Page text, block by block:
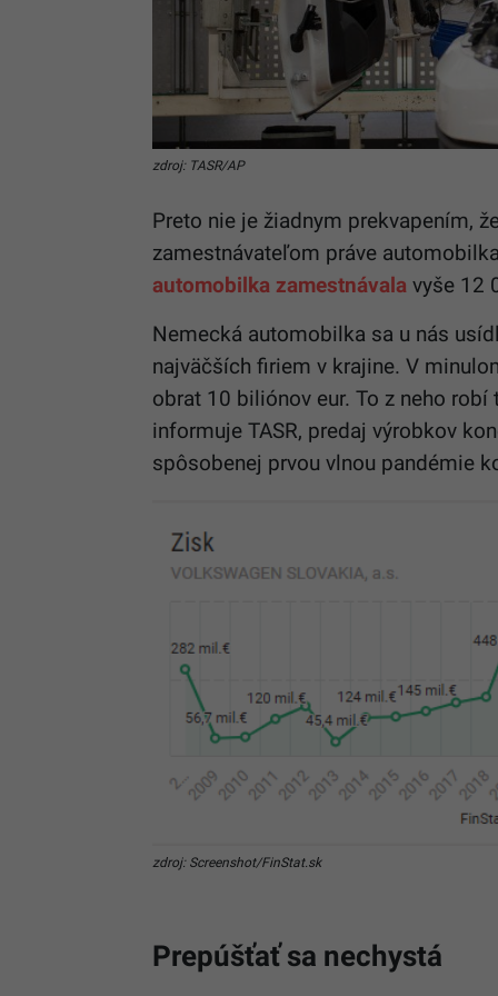
zdroj: TASR/AP
Preto nie je žiadnym prekvapením,
zamestnávateľom práve
automobilka zamestnávala vyše 12
Nemecká automobilka sa u nás
najväčších firiem v krajine. V
obrat 10 biliónov eur. To z neho
informuje TASR, predaj výrobkov
spôsobenej prvou vlnou pandémie
zdroj: Screenshot/FinStat.sk
Prepúšťať sa nechystá